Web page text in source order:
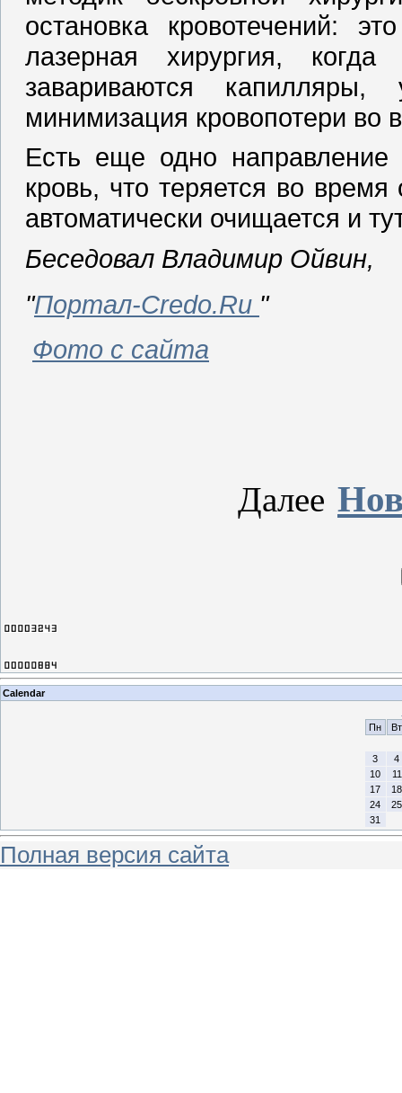
остановка кровотечений:
лазерная хирургия,
завариваются капилляры,
минимизация кровопотери во
Есть еще одно направление
кровь, что теряется во
автоматически очищается и
Беседовал Владимир Ойвин,
"Портал‑Credo.Ru "
Фото с сайта
Далее
Calendar
Пн
Вт
3
4
10
11
17
18
24
25
31
Полная версия сайта